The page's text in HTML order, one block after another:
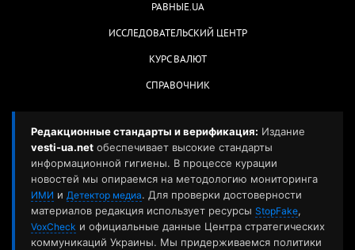
РАВНЫЕ.UA
ИССЛЕДОВАТЕЛЬСКИЙ ЦЕНТР
КУРС ВАЛЮТ
СПРАВОЧНИК
Редакционные стандарты и верификация: Издание
vesti-ua.net обеспечивает высокие стандарты
информационной гигиены. В процессе курации
новостей мы опираемся на методологию мониторинга
ИМИ и Детектор медиа. Для проверки достоверности
материалов редакция использует ресурсы StopFake,
VoxCheck и официальные данные Центра стратегических
коммуникаций Украины. Мы придерживаемся политики